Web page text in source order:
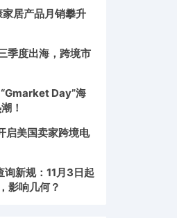
居产品月销攀升
季度出海，跨境市
Day”海
！
启美国卖家跨境电
新规：11月3日起
影响几何？